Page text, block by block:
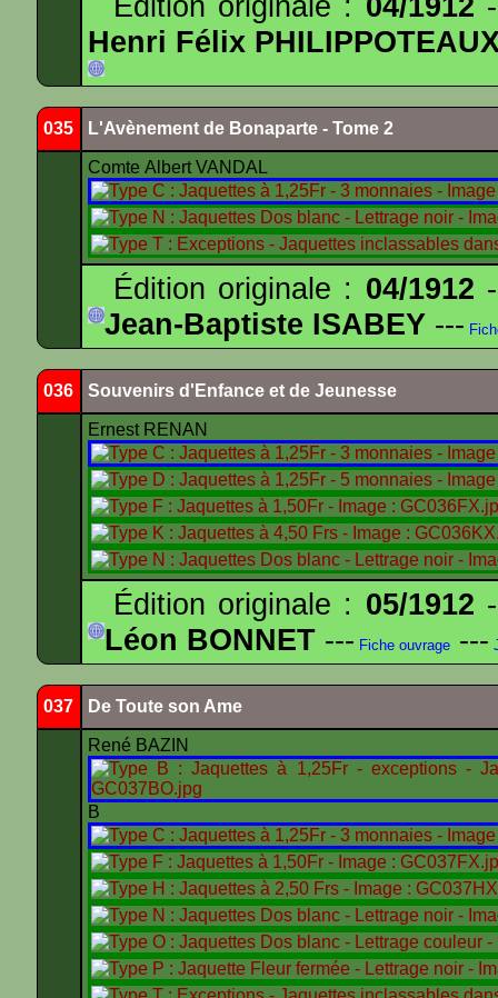
Henri Félix
035 L'Avènement de Bonaparte - Tome 2
Comte Albert VANDAL
Édition originale : 04/1912
Jean-Baptiste ISABEY ---
036 Souvenirs d'Enfance et de Jeunesse
Ernest RENAN
Édition originale : 05/1912
Léon BONNET --- Fiche ouvrage ---
037 De Toute son Ame
René BAZIN
B